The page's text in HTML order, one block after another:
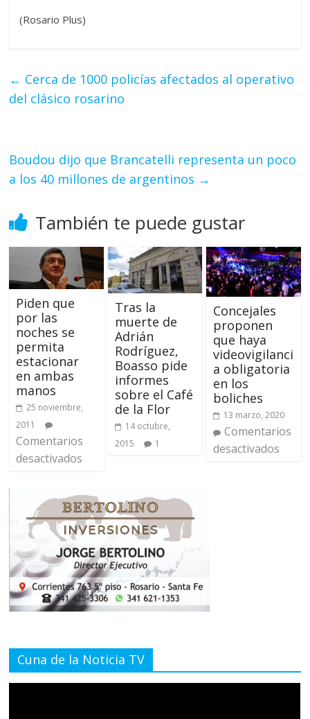
(Rosario Plus)
← Cerca de 1000 policías afectados al operativo
del clásico rosarino
Boudou dijo que Brancatelli representa un poco
a los 40 millones de argentinos →
También te puede gustar
Piden que
por las
noches se
permita
estacionar
en ambas
manos
25 noviembre,
2011
Comentarios
desactivados
Tras la
muerte de
Adrián
Rodríguez,
Boasso pide
informes
sobre el Café
de la Flor
14 octubre,
2015
1
Concejales
proponen
que haya
videovigilanci
a obligatoria
en los
boliches
13 marzo, 2020
Comentarios
desactivados
Cuna de la Noticia TV